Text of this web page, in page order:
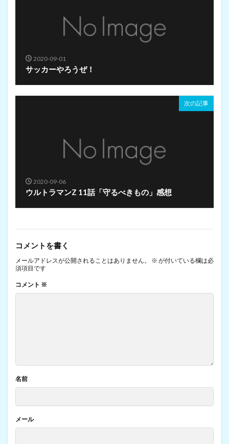
2020-09-01
サッカーやろうぜ！
次の記事
2020-09-06
ウルトラマンZ 11話「守るべきもの」感想
コメントを書く
メールアドレスが公開されることはありません。 ※ が付いている欄は必
須項目です
コメント ※
名前
メール